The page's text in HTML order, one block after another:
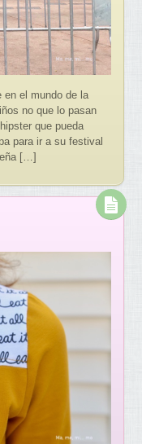
en el mundo de la
no que lo pasan
que pueda
para ir a su festival
[…]